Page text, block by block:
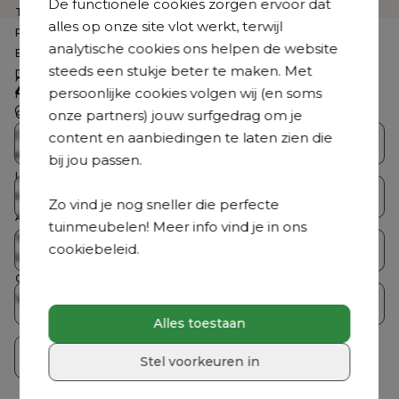
De functionele cookies zorgen ervoor dat
alles op onze site vlot werkt, terwijl
analytische cookies ons helpen de website
steeds een stukje beter te maken. Met
persoonlijke cookies volgen wij (en soms
onze partners) jouw surfgedrag om je
content en aanbiedingen te laten zien die
bij jou passen.
Zo vind je nog sneller die perfecte
tuinmeubelen! Meer info vind je in ons
cookiebeleid.
Alles toestaan
Stel voorkeuren in
Te zien in de showroom
Nee
Product collectie
Orso
Breedte
65 cm
Diepte
52 cm
Hoogte
30 cm
Gemonteerd
Nee
Dikte zitkussen
12 cm
Kussen(s) inbegrepen
Loungetafel inbegrepen
Merk
Bristol à la carte
Aantal personen
Wasbare hoes
Roestvrij frame
Coating
Weerbestendigheid tuinmeubel
de zomer buiten te laten staan,
maar het is raadzaam om het in
de winterperiode en bij langdurig
slecht weer overdekt te plaatsen
Zoek je iets anders?
Ontdek ons volledig aanbod
Bristol Collecties Loungesets
Tuintafelsets
Tuinstoelen
Parasols Accessoires
Crazy Deals